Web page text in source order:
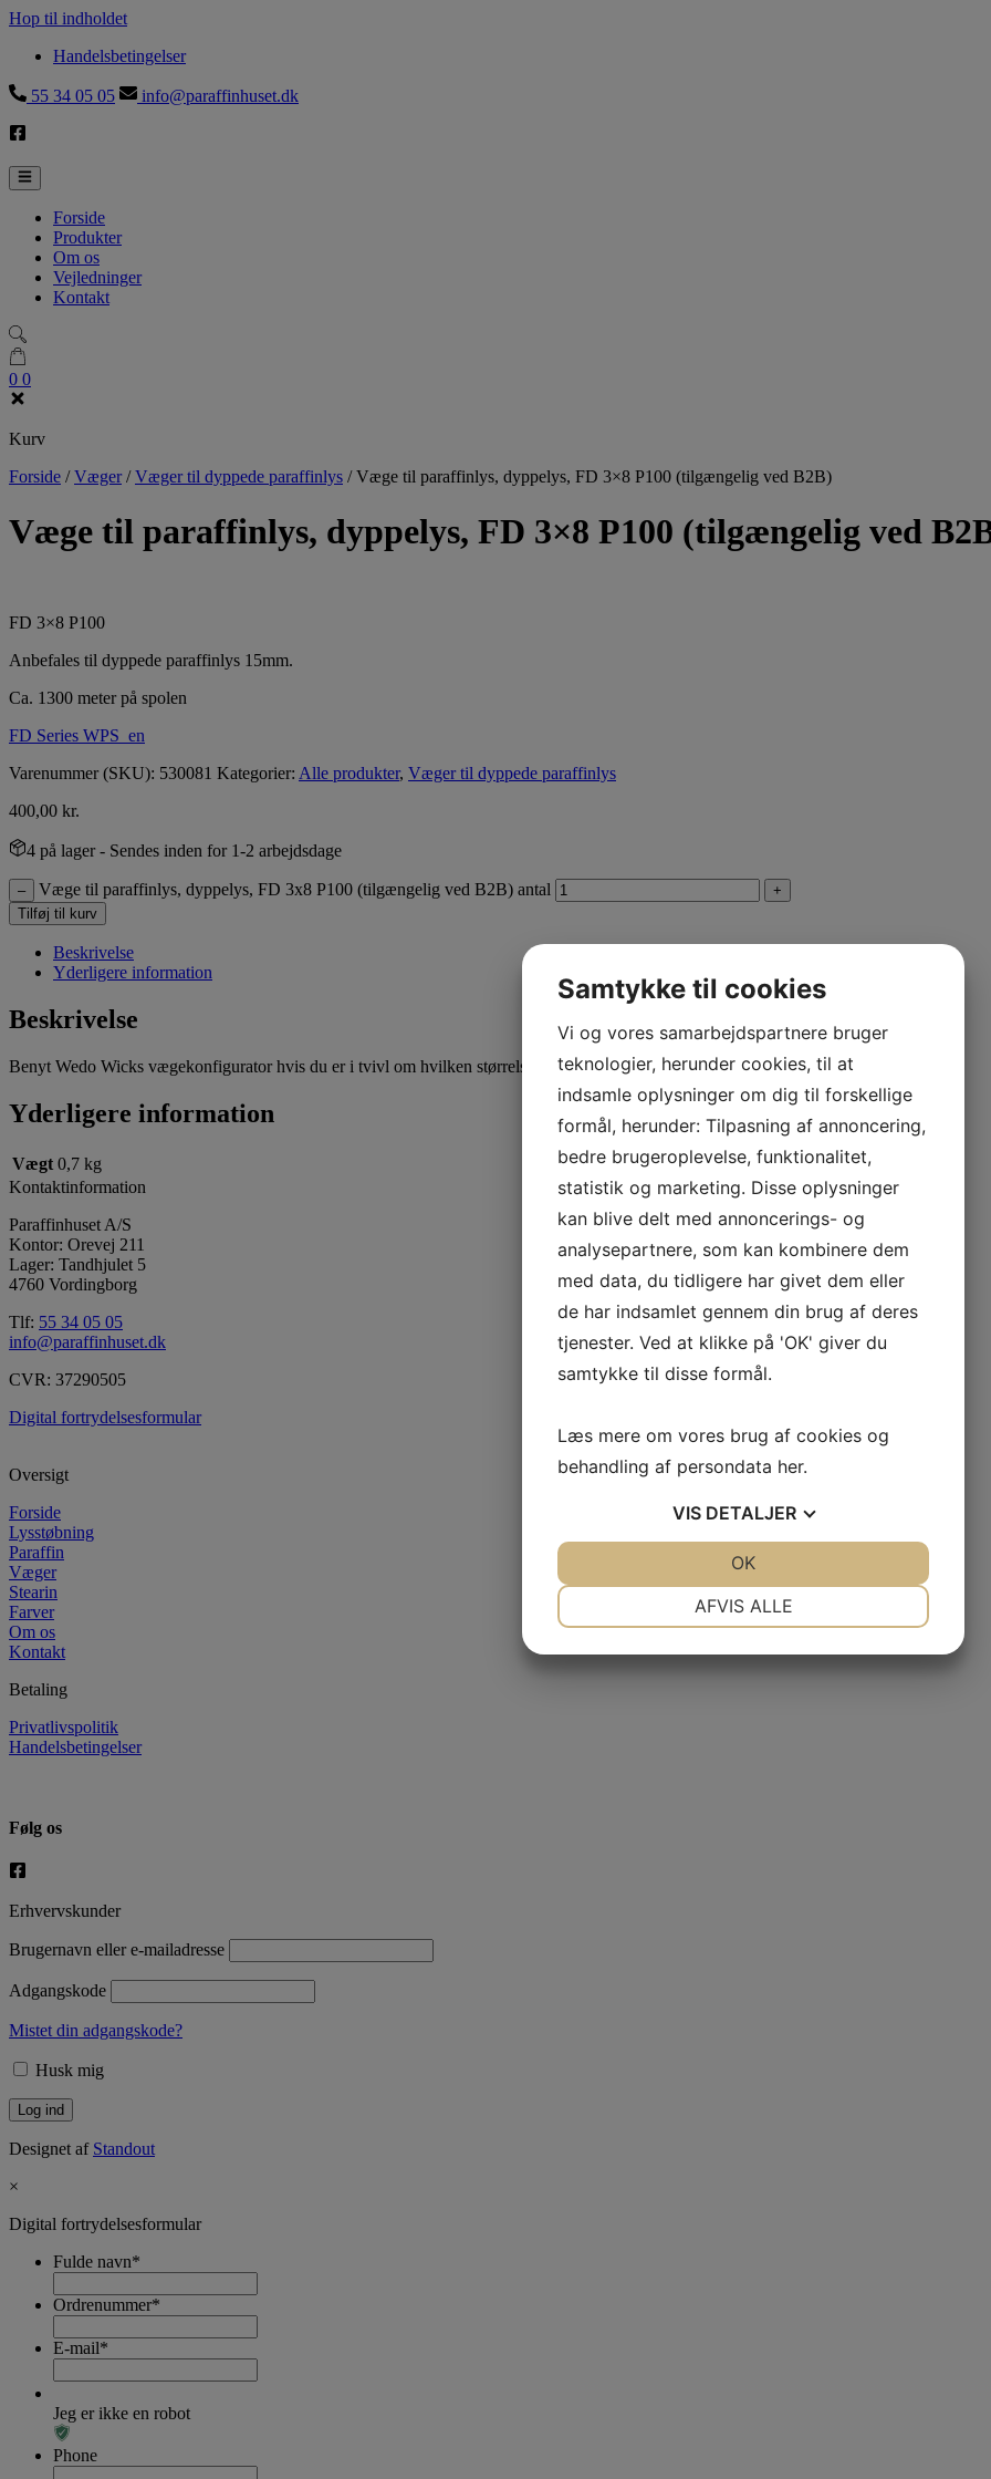
Hop til indholdet
Handelsbetingelser
55 34 05 05 info@paraffinhuset.dk
Forside
Produkter
Om os
Vejledninger
Kontakt
0 0
Kurv
Forside /Væger/Væger til dyppede paraffinlys /Væge til paraffinlys, dyppelys, FD 3×8 P100 (tilgængelig ved B2B)
Væge til paraffinlys, dyppelys, FD 3×8 P100 (tilgængelig ved
FD 3×8 P100
Anbefales til dyppede paraffinlys 15mm.
Ca. 1300 meter på spolen
FD Series WPS_en
Varenummer (SKU): 530081 Kategorier: Alle produkter, Væger til dyppede paraffinlys
400,00 kr.
4 på lager- Sendes inden for 1-2 arbejdsdage
– Væge til paraffinlys, dyppelys, FD 3x8 P100 (tilgængelig ved B2B) antal
+
Tilføj til kurv
Beskrivelse
Yderligere information
Beskrivelse
Benyt Wedo Wicks vægekonfigurator hvis du er i tvivl om hvilken størrelse væge du skal anvende.
Yderligere information
Vægt 0,7 kg
Kontaktinformation
Paraffinhuset A/S
Kontor: Orevej 211
Lager: Tandhjulet 5
4760 Vordingborg
Tlf: 55 34 05 05
info@paraffinhuset.dk
CVR: 37290505
Digital fortrydelsesformular
Oversigt
Forside
Lysstøbning
Paraffin
Væger
Stearin
Farver
Om os
Kontakt
Betaling
Privatlivspolitik
Handelsbetingelser
Følg os
Erhvervskunder
Brugernavn eller e-mailadresse
Adgangskode
Mistet din adgangskode?
Husk mig
Designet af Standout
×
Digital fortrydelsesformular
Fulde navn*
Ordrenummer*
E-mail*
Jeg er ikke en robot
Phone
Samtykke til cookies
Vi og vores samarbejdspartnere bruger
teknologier, herunder cookies, til at
indsamle oplysninger om dig til forskellige
formål, herunder: Tilpasning af annoncering,
bedre brugeroplevelse, funktionalitet,
statistik og marketing. Disse oplysninger
kan blive delt med annoncerings- og
analysepartnere, som kan kombinere dem
med data, du tidligere har givet dem eller
de har indsamlet gennem din brug af deres
tjenester. Ved at klikke på 'OK' giver du
samtykke til disse formål.
Læs mere om vores brug af cookies og
behandling af persondata her.
VIS DETALJER
AFVIS ALLE
OK